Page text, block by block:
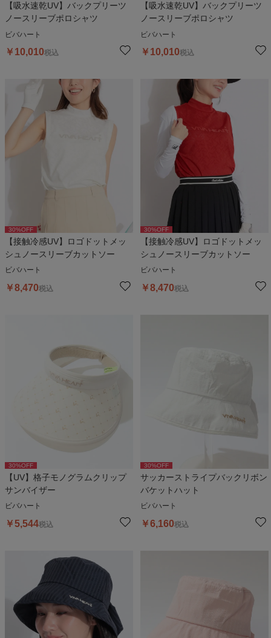
【吸水速乾UV】バックプリーツ
ノースリーブポロシャツ
ビバハート
￥ 10,010税込
【吸水速乾UV】バックプリーツ
ノースリーブポロシャツ
ビバハート
￥ 10,010税込
30%OFF
【接触冷感UV】ロゴドットメッ
シュノースリーブカットソー
ビバハート
￥8,470税込
30%OFF
【接触冷感UV】ロゴドットメッ
シュノースリーブカットソー
ビバハート
￥8,470税込
30%OFF
【UV】格子モノグラムクリップ
サンバイザー
ビバハート
￥5,544税込
30%OFF
サッカーストライプバックリボン
バケットハット
ビバハート
￥6,160税込